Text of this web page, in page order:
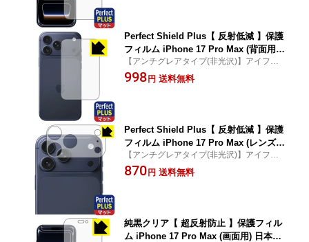
Perfect Shield Plus【 反射低減 】保護
フィルム iPhone 17 Pro Max (背面用)
日本製 自社製造直販
【アンチグレアタイプ(非光沢)】アイフォン
17 プロ マックス 専用保護フィルム(保護シ
ート)
998円 送料無料
Perfect Shield Plus【 反射低減 】保護
フィルム iPhone 17 Pro Max (レンズ周
辺部用) 日本製 自社製造直販
【アンチグレアタイプ(非光沢)】アイフォン
17 プロ マックス 専用保護フィルム(保護シ
ート)
870円 送料無料
純黒クリア【 超反射防止 】保護フィル
ム iPhone 17 Pro Max (画面用) 日本製